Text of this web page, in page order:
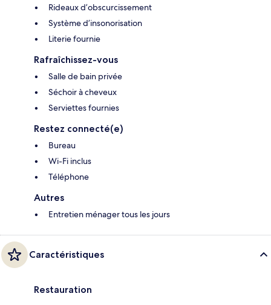
Rideaux d’obscurcissement
Système d’insonorisation
Literie fournie
Rafraîchissez-vous
Salle de bain privée
Séchoir à cheveux
Serviettes fournies
Restez connecté(e)
Bureau
Wi-Fi inclus
Téléphone
Autres
Entretien ménager tous les jours
Caractéristiques
Restauration